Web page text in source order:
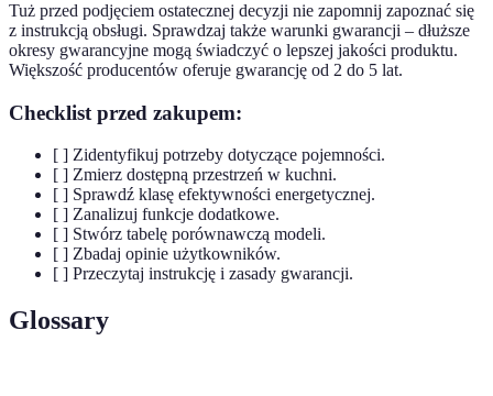
Tuż przed podjęciem ostatecznej decyzji nie zapomnij zapoznać się
z instrukcją obsługi. Sprawdzaj także warunki gwarancji – dłuższe
okresy gwarancyjne mogą świadczyć o lepszej jakości produktu.
Większość producentów oferuje gwarancję od 2 do 5 lat.
Checklist przed zakupem:
[ ] Zidentyfikuj potrzeby dotyczące pojemności.
[ ] Zmierz dostępną przestrzeń w kuchni.
[ ] Sprawdź klasę efektywności energetycznej.
[ ] Zanalizuj funkcje dodatkowe.
[ ] Stwórz tabelę porównawczą modeli.
[ ] Zbadaj opinie użytkowników.
[ ] Przeczytaj instrukcję i zasady gwarancji.
Glossary